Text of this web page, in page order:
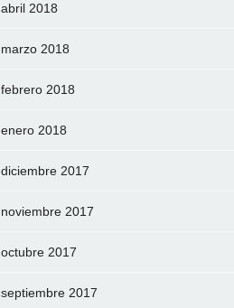
abril 2018
marzo 2018
febrero 2018
enero 2018
diciembre 2017
noviembre 2017
octubre 2017
septiembre 2017